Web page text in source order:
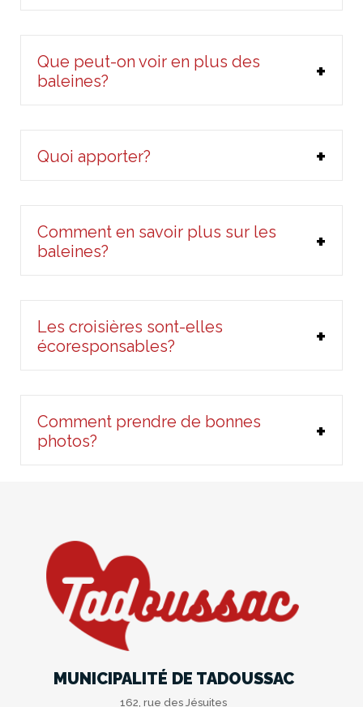
Que peut-on voir en plus des
baleines?
Quoi apporter?
Comment en savoir plus sur les
baleines?
Les croisières sont-elles
écoresponsables?
Comment prendre de bonnes
photos?
MUNICIPALITÉ DE TADOUSSAC
162, rue des Jésuites